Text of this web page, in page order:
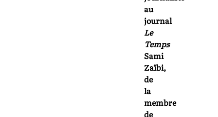
au
journal
Le
Temps
Sami
Zaïbi,
de
la
membre
de